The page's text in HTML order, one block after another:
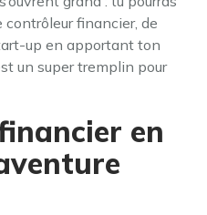
contrôleur financier, de
up en apportant ton
un super tremplin pour
en